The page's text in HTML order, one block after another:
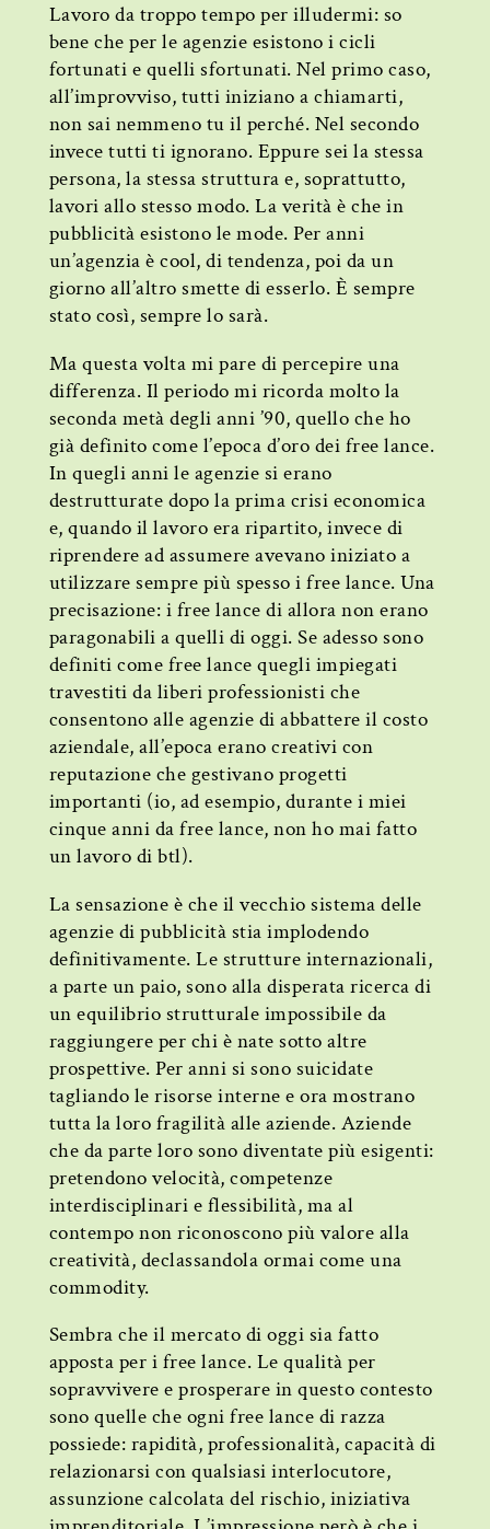
Lavoro da troppo tempo per illudermi: so
bene che per le agenzie esistono i cicli
fortunati e quelli sfortunati. Nel primo caso,
all’improvviso, tutti iniziano a chiamarti,
non sai nemmeno tu il perché. Nel secondo
invece tutti ti ignorano. Eppure sei la stessa
persona, la stessa struttura e, soprattutto,
lavori allo stesso modo. La verità è che in
pubblicità esistono le mode. Per anni
un’agenzia è cool, di tendenza, poi da un
giorno all’altro smette di esserlo. È sempre
stato così, sempre lo sarà.
Ma questa volta mi pare di percepire una
differenza. Il periodo mi ricorda molto la
seconda metà degli anni ’90, quello che ho
già definito come l’epoca d’oro dei free lance.
In quegli anni le agenzie si erano
destrutturate dopo la prima crisi economica
e, quando il lavoro era ripartito, invece di
riprendere ad assumere avevano iniziato a
utilizzare sempre più spesso i free lance. Una
precisazione: i free lance di allora non erano
paragonabili a quelli di oggi. Se adesso sono
definiti come free lance quegli impiegati
travestiti da liberi professionisti che
consentono alle agenzie di abbattere il costo
aziendale, all’epoca erano creativi con
reputazione che gestivano progetti
importanti (io, ad esempio, durante i miei
cinque anni da free lance, non ho mai fatto
un lavoro di btl).
La sensazione è che il vecchio sistema delle
agenzie di pubblicità stia implodendo
definitivamente. Le strutture internazionali,
a parte un paio, sono alla disperata ricerca di
un equilibrio strutturale impossibile da
raggiungere per chi è nate sotto altre
prospettive. Per anni si sono suicidate
tagliando le risorse interne e ora mostrano
tutta la loro fragilità alle aziende. Aziende
che da parte loro sono diventate più esigenti:
pretendono velocità, competenze
interdisciplinari e flessibilità, ma al
contempo non riconoscono più valore alla
creatività, declassandola ormai come una
commodity.
Sembra che il mercato di oggi sia fatto
apposta per i free lance. Le qualità per
sopravvivere e prosperare in questo contesto
sono quelle che ogni free lance di razza
possiede: rapidità, professionalità, capacità di
relazionarsi con qualsiasi interlocutore,
assunzione calcolata del rischio, iniziativa